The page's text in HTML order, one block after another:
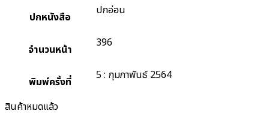
ปกหนังสือ ปกอ่อน
จำนวนหน้า 396
พิมพ์ครั้งที่ 5 : กุมภาพันธ์ 2564
สินค้าหมดแล้ว